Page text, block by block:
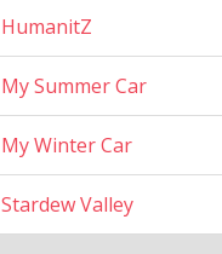
HumanitZ
My Summer Car
My Winter Car
Stardew Valley